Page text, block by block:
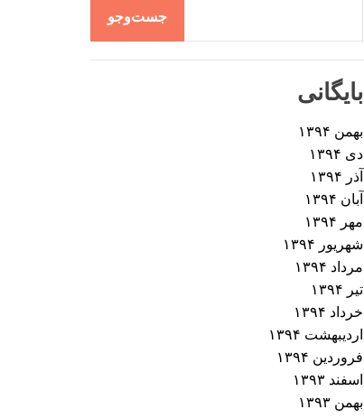
جست‌وجو
بایگانی
بهمن ۱۳۹۴
دی ۱۳۹۴
آذر ۱۳۹۴
آبان ۱۳۹۴
مهر ۱۳۹۴
شهریور ۱۳۹۴
مرداد ۱۳۹۴
تیر ۱۳۹۴
خرداد ۱۳۹۴
اردیبهشت ۱۳۹۴
فروردین ۱۳۹۴
اسفند ۱۳۹۳
بهمن ۱۳۹۳